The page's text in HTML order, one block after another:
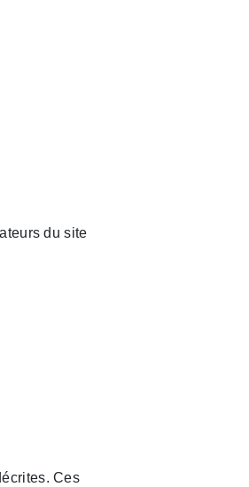
du site
Ces